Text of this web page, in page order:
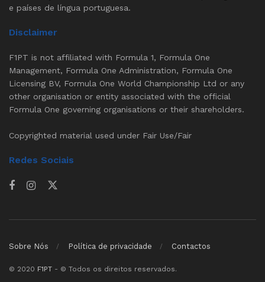
e países de língua portuguesa.
Disclaimer
F1PT is not affiliated with Formula 1, Formula One
Management, Formula One Administration, Formula One
Licensing BV, Formula One World Championship Ltd or any
other organisation or entity associated with the official
Formula One governing organisations or their shareholders.
Copyrighted material used under Fair Use/Fair
Redes Sociais
Sobre Nós Política de privacidade Contactos
© 2020 F1PT - © Todos os direitos reservados.